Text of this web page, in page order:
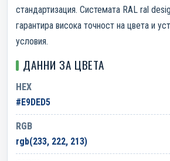
стандартизация. Системата RAL ral
гарантира висока точност на цвета и
условия.
ДАННИ ЗА ЦВЕТА
HEX
#E9DED5
RGB
rgb(233, 222, 213)